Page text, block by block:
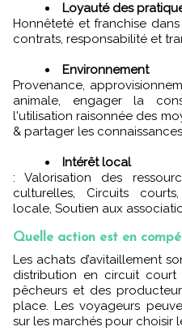
Loyauté des
Honnêteté et franchise
contrats, responsabilité et
Environnement
Provenance,
animale, engager la
l'utilisation raisonnée des
& partager les connaissances
Intérêt local
: Valorisation des
culturelles, Circuits
locale, Soutien aux
Quelle action est en
Les achats d’avitaillement sont les plus locaux possibles :
distribution en circuit
pêcheurs et des
place. Les voyageurs
sur les marchés pour choisir